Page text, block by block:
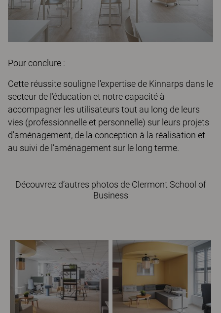
Pour conclure :
Cette réussite souligne l'expertise de Kinnarps dans le
secteur de l’éducation et notre capacité à
accompagner les utilisateurs tout au long de leurs
vies (professionnelle et personnelle) sur leurs projets
d'aménagement, de la conception à la réalisation et
au suivi de l’aménagement sur le long terme.
Découvrez d’autres photos de Clermont School of
Business